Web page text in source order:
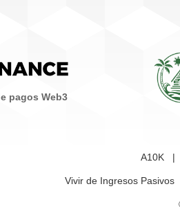
pagos Web3
A10K |
Vivir de Ingresos Pasivos